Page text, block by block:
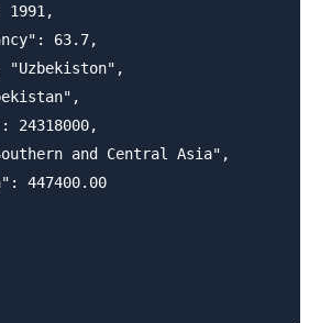
1991,
63.7,
"Uzbekiston",
24318000,
and Central Asia",
447400.00